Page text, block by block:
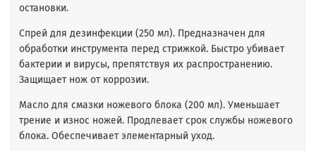
остановки.
Спрей для дезинфекции (250 мл). Предназначен для
обработки инструмента перед стрижкой. Быстро убивает
бактерии и вирусы, препятствуя их распространению.
Защищает нож от коррозии.
Масло для смазки ножевого блока (200 мл). Уменьшает
трение и износ ножей. Продлевает срок службы ножевого
блока. Обеспечивает элементарный уход.